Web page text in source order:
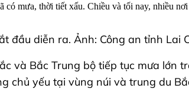
mưa, thời tiết xấu. Chiều và tối nay, nhiều
đầu diễn ra. Ảnh: Công an tỉnh Lai
và Bắc Trung bộ tiếp tục mưa lớn
chủ yếu tại vùng núi và trung du